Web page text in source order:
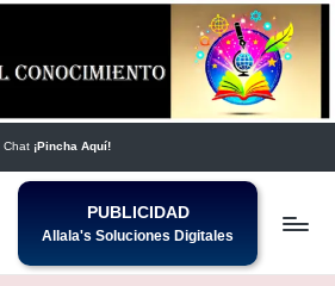
Chat ¡Pincha Aquí!
PUBLICIDAD
Allala's Soluciones Digitales